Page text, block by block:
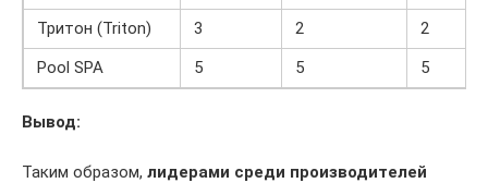
Тритон (Triton)
3 2
2
Pool SPA
5 5 5
Вывод:
Таким образом, лидерами среди производителей